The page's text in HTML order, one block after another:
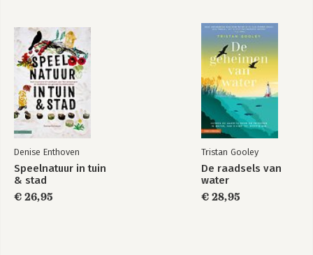
Denise Enthoven
Speelnatuur in tuin
& stad
€ 26,95
Tristan Gooley
De raadsels van
water
€ 28,95